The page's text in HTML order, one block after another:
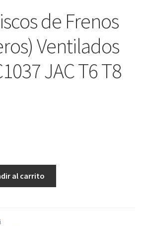
de Frenos
Ventilados
JAC T6 T8
al carrito